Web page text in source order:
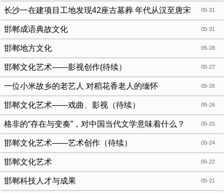
05-31
长沙一在建项目工地发现42座古墓葬 年代从汉至唐宋
05-31
邯郸成语典故文化
05-28
邯郸地方文化
05-27
邯郸文化艺术——影视创作(待续）
05-26
一位小米故乡的老艺人 对稻花香老人的缅怀
05-26
邯郸文化艺术——戏曲、影视（待续）
05-25
格非的“存在与变奏”，对中国当代文学意味着什么？
05-24
邯郸文化艺术——艺术创作（待续）
05-22
邯郸文化艺术
05-21
邯郸科技人才与成果